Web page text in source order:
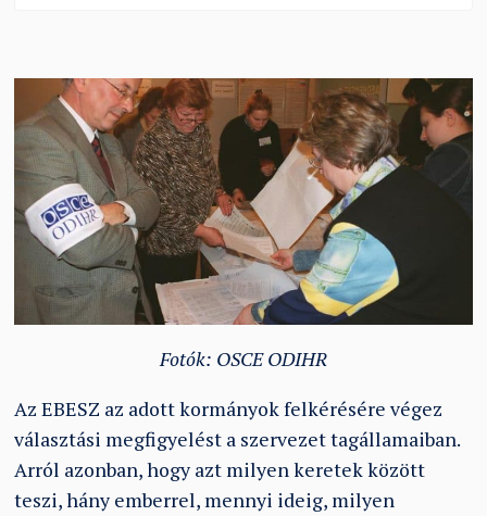
Fotók: OSCE ODIHR
Az EBESZ az adott kormányok felkérésére végez
választási megfigyelést a szervezet tagállamaiban.
Arról azonban, hogy azt milyen keretek között
teszi, hány emberrel, mennyi ideig, milyen